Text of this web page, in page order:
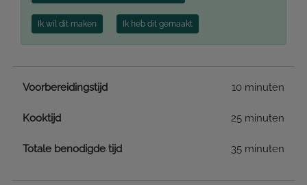
Ik wil dit maken Ik heb dit gemaakt
Voorbereidingstijd 10 minuten
Kooktijd 25 minuten
Totale benodigde tijd 35 minuten